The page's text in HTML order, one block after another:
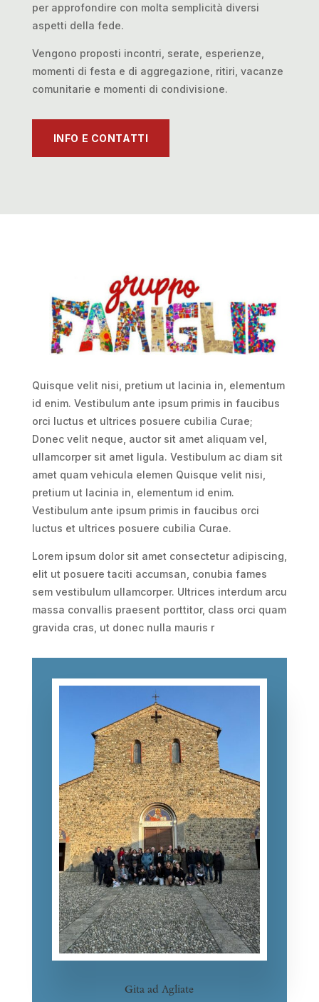
per approfondire con molta semplicità diversi
aspetti della fede.
Vengono proposti incontri, serate, esperienze,
momenti di festa e di aggregazione, ritiri, vacanze
comunitarie e momenti di condivisione.
INFO E CONTATTI
Quisque velit nisi, pretium ut lacinia in, elementum
id enim. Vestibulum ante ipsum primis in faucibus
orci luctus et ultrices posuere cubilia Curae;
Donec velit neque, auctor sit amet aliquam vel,
ullamcorper sit amet ligula. Vestibulum ac diam sit
amet quam vehicula elemen Quisque velit nisi,
pretium ut lacinia in, elementum id enim.
Vestibulum ante ipsum primis in faucibus orci
luctus et ultrices posuere cubilia Curae.
Lorem ipsum dolor sit amet consectetur adipiscing,
elit ut posuere taciti accumsan, conubia fames
sem vestibulum ullamcorper. Ultrices interdum arcu
massa convallis praesent porttitor, class orci quam
gravida cras, ut donec nulla mauris r
Gita ad Agliate